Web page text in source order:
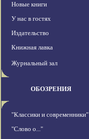
Новые книги
У нас в гостях
Издательство
Книжная лавка
Журнальный зал
ОБОЗРЕНИЯ
"Классики и современники"
"Слово о..."